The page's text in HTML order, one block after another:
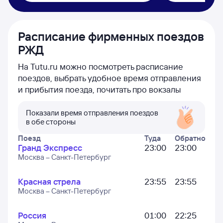
Расписание фирменных поездов
РЖД
На Tutu.ru можно посмотреть расписание
поездов, выбрать удобное время отправления
и прибытия поезда, почитать про вокзалы
Показали время отправления поездов
в обе стороны
Поезд
Туда Обратно
Гранд Экспресс
Москва – Санкт-Петербург
23:00 23:00
Красная стрела
Москва – Санкт-Петербург
23:55 23:55
Россия 01:00 22:25